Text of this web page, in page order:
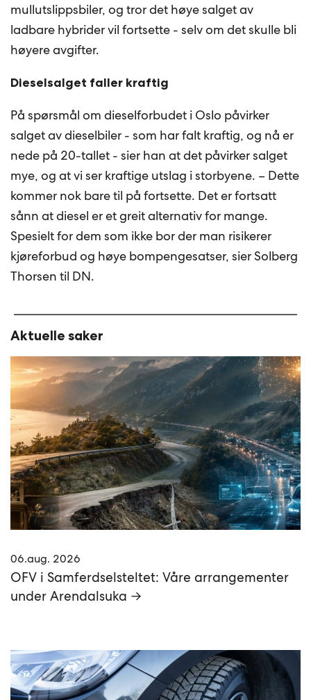
mullutslippsbiler, og tror det høye salget av
ladbare hybrider vil fortsette - selv om det skulle bli
høyere avgifter.
Dieselsalget faller kraftig
På spørsmål om dieselforbudet i Oslo påvirker
salget av dieselbiler - som har falt kraftig, og nå er
nede på 20-tallet - sier han at det påvirker salget
mye, og at vi ser kraftige utslag i storbyene. – Dette
kommer nok bare til på fortsette. Det er fortsatt
sånn at diesel er et greit alternativ for mange.
Spesielt for dem som ikke bor der man risikerer
kjøreforbud og høye bompengesatser, sier Solberg
Thorsen til DN.
Aktuelle saker
06.aug. 2026
OFV i Samferdselsteltet: Våre arrangementer
under Arendalsuka →